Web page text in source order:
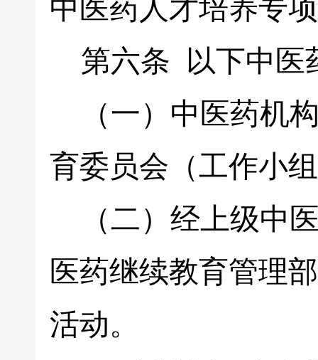
中医药人才培养专
第六条 以下中医
（一）中医药机
育委员会（工作小
（二）经上级中
医药继续教育管理
活动。